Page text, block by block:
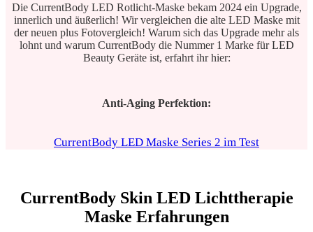
Die CurrentBody LED Rotlicht-Maske bekam 2024 ein Upgrade,
innerlich und äußerlich! Wir vergleichen die alte LED Maske mit
der neuen plus Fotovergleich! Warum sich das Upgrade mehr als
lohnt und warum CurrentBody die Nummer 1 Marke für LED
Beauty Geräte ist, erfahrt ihr hier:
Anti-Aging Perfektion:
CurrentBody LED Maske Series 2 im Test
CurrentBody Skin LED Lichttherapie
Maske Erfahrungen